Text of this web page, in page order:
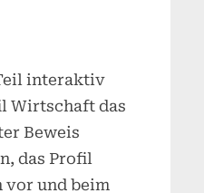
interaktiv
Wirtschaft das
Beweis
das Profil
vor und beim